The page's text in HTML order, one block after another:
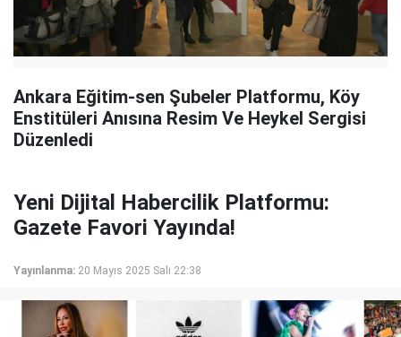
Ankara Eğitim-sen Şubeler Platformu, Köy
Enstitüleri Anısına Resim Ve Heykel Sergisi
Düzenledi
Yeni Dijital Habercilik Platformu:
Gazete Favori Yayında!
Yayınlanma: 20 Mayıs 2025 Salı 22:38